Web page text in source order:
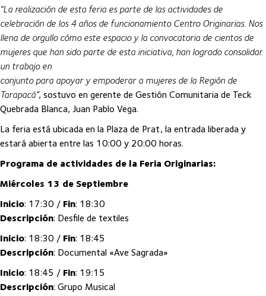
“La realización de esta feria es parte de las actividades de
celebración de los 4 años de funcionamiento Centro Originarias. Nos
llena de orgullo cómo este espacio y la convocatoria de cientos de
mujeres que han sido parte de esta iniciativa, han logrado consolidar
un trabajo en
conjunto para apoyar y empoderar a mujeres de la Región de
Tarapacá”, sostuvo en gerente de Gestión Comunitaria de Teck
Quebrada Blanca, Juan Pablo Vega.
La feria está ubicada en la Plaza de Prat, la entrada liberada y
estará abierta entre las 10:00 y 20:00 horas.
Programa de actividades de la Feria Originarias:
Miércoles 13 de Septiembre
Inicio: 17:30 / Fin: 18:30
Descripción: Desfile de textiles
Inicio: 18:30 / Fin: 18:45
Descripción: Documental «Ave Sagrada»
Inicio: 18:45 / Fin: 19:15
Descripción: Grupo Musical